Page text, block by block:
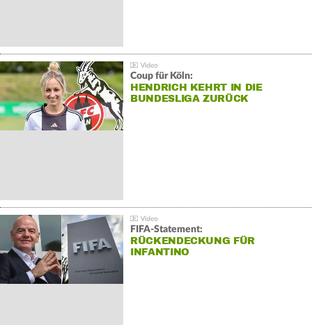
Coup für Köln:
HENDRICH KEHRT IN DIE
BUNDESLIGA ZURÜCK
FIFA-Statement:
RÜCKENDECKUNG FÜR
INFANTINO